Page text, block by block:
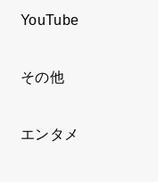
YouTube
その他
エンタメ